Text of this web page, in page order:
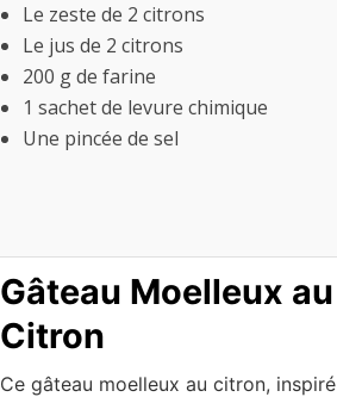
Le zeste de 2 citrons
Le jus de 2 citrons
200 g de farine
1 sachet de levure chimique
Une pincée de sel
Gâteau Moelleux au
Citron
Ce gâteau moelleux au citron, inspiré